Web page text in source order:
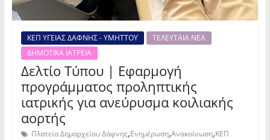
ΚΕΠ ΥΓΕΙΑΣ ΔΑΦΝΗΣ - ΥΜΗΤΤΟΥ
ΤΕΛΕΥΤΑΙΑ ΝΕΑ
ΔΗΜΟΤΙΚΑ ΙΑΤΡΕΙΑ
Δελτίο Τύπου | Εφαρμογή
προγράμματος προληπτικής
ιατρικής για ανεύρυσμα κοιλιακής
αορτής
Πλατεία Δημαρχείου Δάφνης,Ενημέρωση,Ανακοίνωση,ΚΕΠ